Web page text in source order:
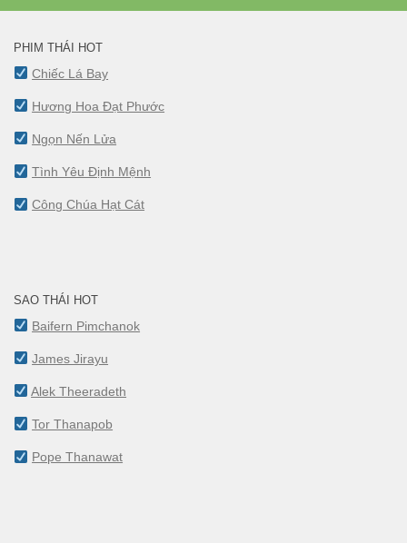
PHIM THÁI HOT
Chiếc Lá Bay
Hương Hoa Đạt Phước
Ngọn Nến Lửa
Tình Yêu Định Mệnh
Công Chúa Hạt Cát
SAO THÁI HOT
Baifern Pimchanok
James Jirayu
Alek Theeradeth
Tor Thanapob
Pope Thanawat